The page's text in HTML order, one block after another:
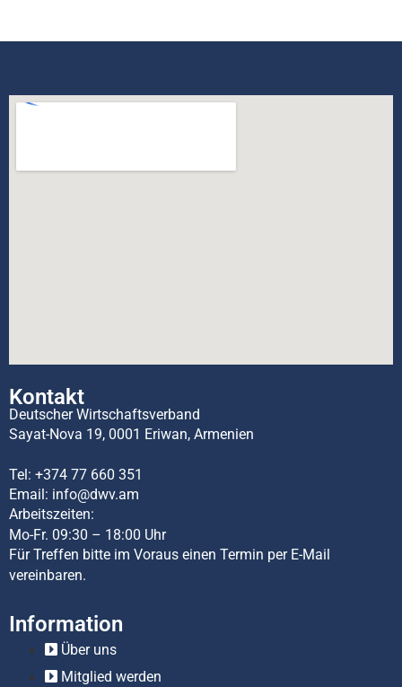
Kontakt
Deutscher Wirtschaftsverband
Sayat-Nova 19, 0001 Eriwan, Armenien
Tel: +374 77 660 351
Email: info@dwv.am
Arbeitszeiten:
Mo-Fr. 09:30 – 18:00 Uhr
Für Treffen bitte im Voraus einen Termin per E-Mail
vereinbaren.
Information
Über uns
Mitglied werden